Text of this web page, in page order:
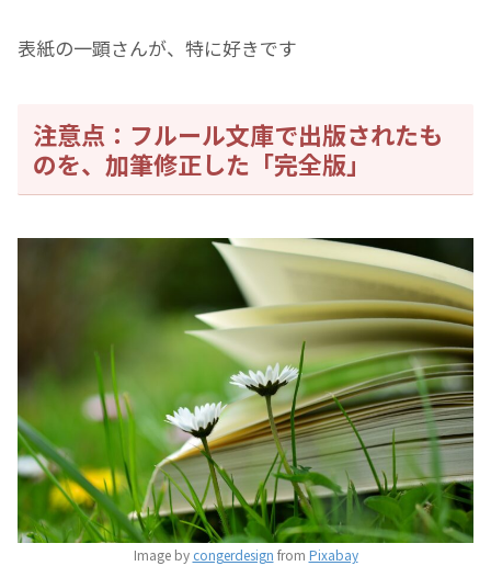
表紙の一顕さんが、特に好きです
注意点：フルール文庫で出版されたも
のを、加筆修正した「完全版」
Image by congerdesign from Pixabay